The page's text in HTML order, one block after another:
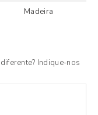
Madeira
Indique-nos